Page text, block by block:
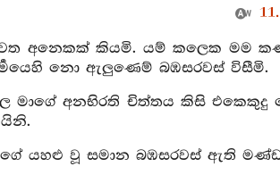
අනෙකක් කියමි. යම් කලෙක මම
නො ඇලුණෙම් බඹසරවස් විසීමි.
මාගේ අනභිරති චිත්තය කිසි
ගේ යහළු වූ සමාන බඹසරවස් ඇති